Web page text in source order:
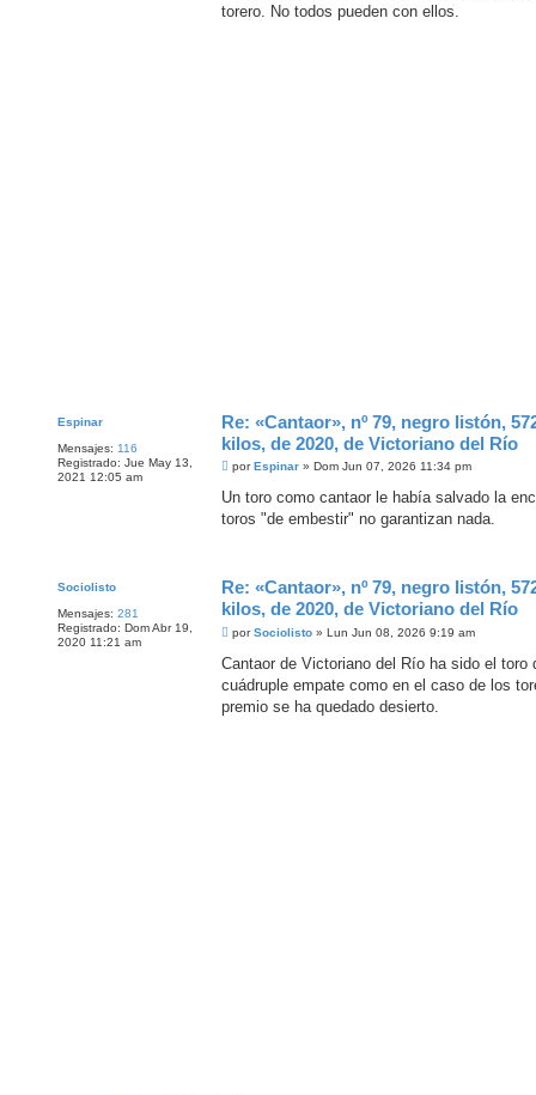
a
torero. No todos pueden con ellos.
Espinar
Mensajes: 116
Registrado: Jue May 13,
2021 12:05 am
Re: «Cantaor», nº 79, negro listón,
kilos, de 2020, de Victoriano del Río
M
n
a
porEspinar» Dom Jun 07, 2026 11:34 pm
Un toro como cantaor le había salvado la
toros "de embestir" no garantizan nada.
Sociolisto
Mensajes: 281
Registrado: Dom Abr 19,
2020 11:21 am
Re: «Cantaor», nº 79, negro listón,
kilos, de 2020, de Victoriano del Río
M
n
a
j
porSociolisto» Lun Jun 08, 2026 9:19 am
Cantaor de Victoriano del Río ha sido el toro
cuádruple empate como en el caso de los
premio se ha quedado desierto.